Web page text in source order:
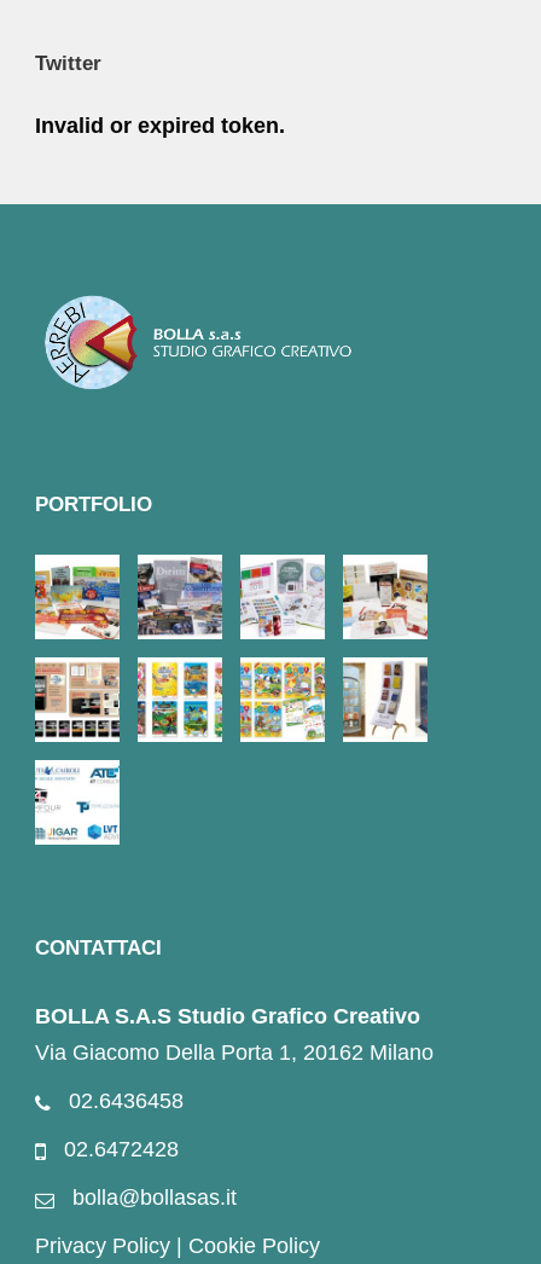
Twitter
Invalid or expired token.
PORTFOLIO
CONTATTACI
BOLLA S.A.S Studio Grafico Creativo
Via Giacomo Della Porta 1, 20162 Milano
02.6436458
02.6472428
bolla@bollasas.it
Privacy Policy
Cookie Policy